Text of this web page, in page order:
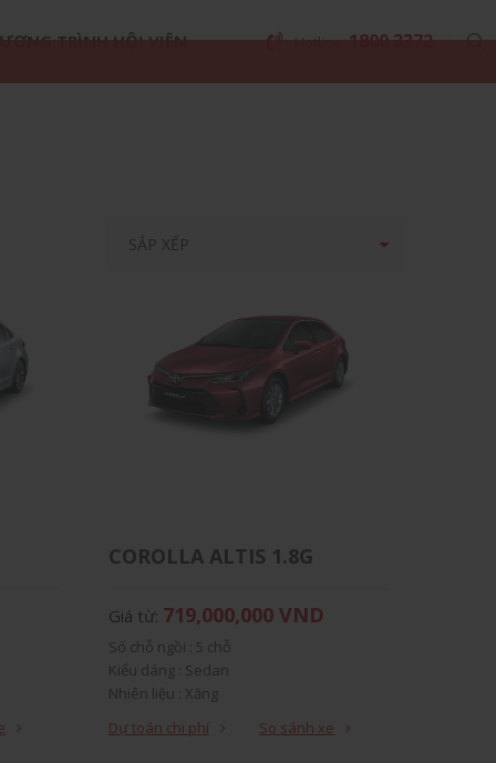
TRÌNH HỘI VIÊN Hotline:1800 3372
SẮP XẾP
COROLLA ALTIS 1.8G
Giá từ: 719,000,000 VND
Số chỗ ngồi : 5 chỗ
Kiểu dáng : Sedan
Nhiên liệu : Xăng
Dự toán chi phí So sánh xe